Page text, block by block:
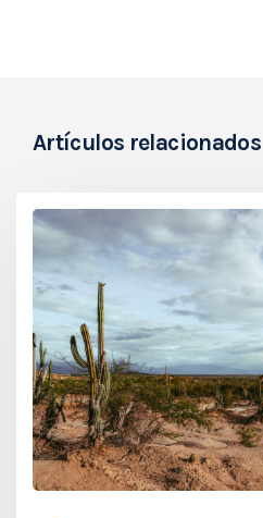
Artículos relacionados